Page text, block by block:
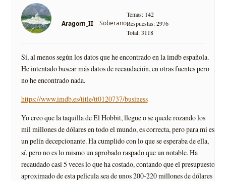
Aragorn_II Soberano
Temas: 142
Respuestas: 2976
Total: 3118
Sí, al menos según los datos que he encontrado en la imdb española.
He intentado buscar más datos de recaudación, en otras fuentes pero
no he encontrado nada.
https://www.imdb.es/title/tt0120737/business
Yo creo que la taquilla de El Hobbit, llegue o se quede rozando los
mil millones de dólares en todo el mundo, es correcta, pero para mi es
un pelín decepcionante. Ha cumplido con lo que se esperaba de ella,
sí, pero no es lo mismo un aprobado raspado que un notable. Ha
recaudado casi 5 veces lo que ha costado, contando que el presupuesto
aproximado de esta película sea de unos 200-220 millones de dólares